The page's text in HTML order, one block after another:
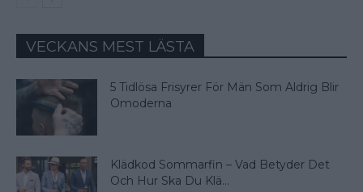
VECKANS MEST LÄSTA
5 Tidlösa Frisyrer För Män Som Aldrig Blir
Omoderna
Klädkod Sommarfin – Vad Betyder Det
Och Hur Ska Du Klä...